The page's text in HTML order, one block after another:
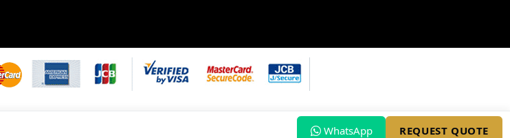
WhatsApp REQUEST QUOTE